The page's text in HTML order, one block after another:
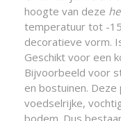
hoogte van deze
temperatuur tot -
decoratieve vorm.
Geschikt voor een
Bijvoorbeeld voor
en bostuinen.
voedselrijke,